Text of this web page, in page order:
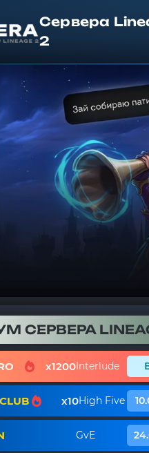
Сервера
2
СЕРВЕРА
x1200Interlude
x10High Five
GvE